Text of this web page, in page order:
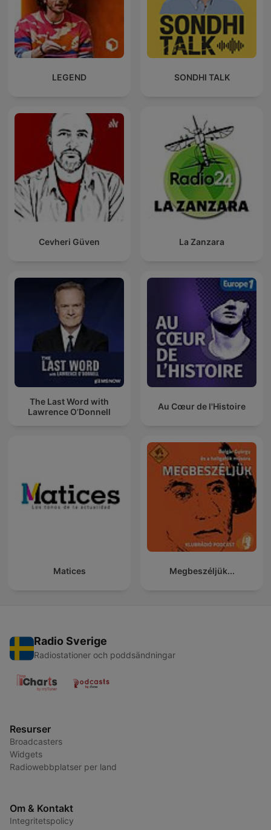
LEGEND SONDHI TALK
Cevheri Güven La Zanzara
The Last Word with
Lawrence O’Donnell
Au Cœur de l'Histoire
Matices Megbeszéljük...
Radio Sverige
Radiostationer och poddsändningar
Resurser
Broadcasters
Widgets
Radiowebbplatser per land
Om & Kontakt
Integritetspolicy